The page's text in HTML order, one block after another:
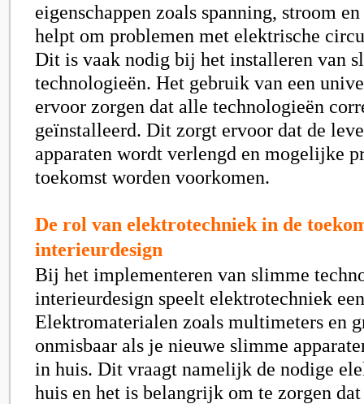
eigenschappen zoals spanning, stroom
helpt om problemen met elektrische
Dit is vaak nodig bij het installeren van
technologieën. Het gebruik van een
ervoor zorgen dat alle technologieën
geïnstalleerd. Dit zorgt ervoor dat de
apparaten wordt verlengd en mogelijke
toekomst worden voorkomen.
De rol van elektrotechniek in de
interieurdesign
Bij het implementeren van slimme
interieurdesign speelt elektrotechniek
Elektromaterialen zoals multimeters en
onmisbaar als je nieuwe slimme
in huis. Dit vraagt namelijk de nodige
huis en het is belangrijk om te zorgen